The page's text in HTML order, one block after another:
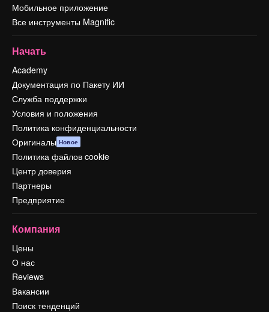
Мобильное приложение
Все инструменты Magnific
Начать
Academy
Документация по Пакету ИИ
Служба поддержки
Условия и положения
Политика конфиденциальности
Оригиналы Новое
Политика файлов cookie
Центр доверия
Партнеры
Предприятие
Компания
Цены
О нас
Reviews
Вакансии
Поиск тенденций